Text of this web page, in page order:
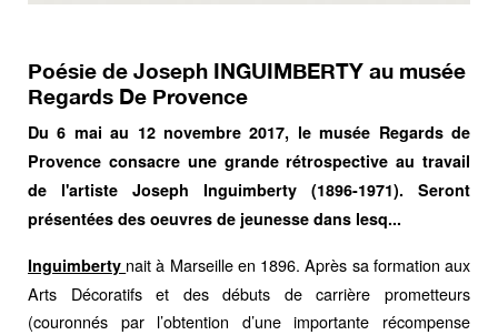
Poésie de Joseph INGUIMBERTY au musée
Regards De Provence
Du 6 mai au 12 novembre 2017, le musée Regards de
Provence consacre une grande rétrospective au travail
de l'artiste Joseph Inguimberty (1896-1971). Seront
présentées des oeuvres de jeunesse dans lesq...
Inguimberty nait à Marseille en 1896. Après sa formation aux
Arts Décoratifs et des débuts de carrière prometteurs
(couronnés par l’obtention d’une importante récompense